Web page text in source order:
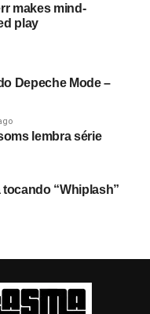
makes mind-
play
Depeche Mode –
lembra série
“Whiplash”